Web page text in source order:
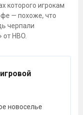
которого игрокам
— похоже, что
черпали
HBO.
новоселье